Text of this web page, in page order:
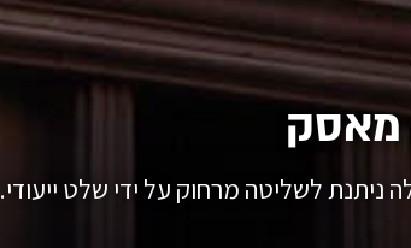
מאסק
ניתנת לשליטה מרחוק על ידי שלט ייעודי.